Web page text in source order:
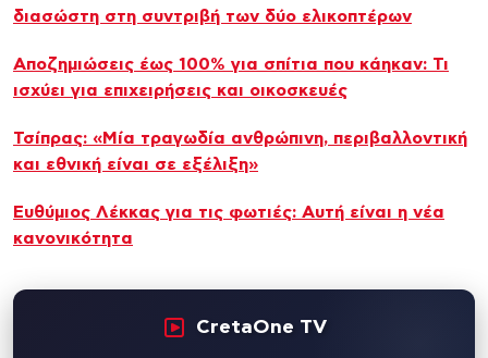
διασώστη στη συντριβή των δύο ελικοπτέρων
Αποζημιώσεις έως 100% για σπίτια που κάηκαν: Τι
ισχύει για επιχειρήσεις και οικοσκευές
Τσίπρας: «Μία τραγωδία ανθρώπινη, περιβαλλοντική
και εθνική είναι σε εξέλιξη»
Ευθύμιος Λέκκας για τις φωτιές: Αυτή είναι η νέα
κανονικότητα
CretaOne TV